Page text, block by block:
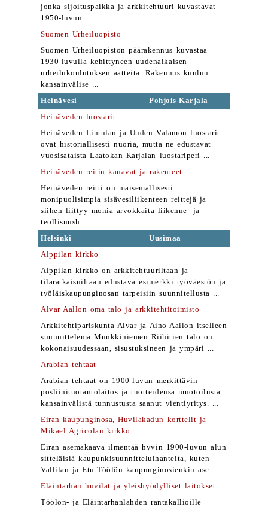
jonka sijoituspaikka ja arkkitehtuuri kuvastavat
1950-luvun ...
Suomen Urheiluopisto
Suomen Urheiluopiston päärakennus kuvastaa
1930-luvulla kehittyneen uudenaikaisen
urheilukoulutuksen aatteita. Rakennus kuuluu
kansainvälise ...
Heinävesi
Pohjois-Karjala
Heinäveden luostarit
Heinäveden Lintulan ja Uuden Valamon luostarit
ovat historiallisesti nuoria, mutta ne edustavat
vuosisataista Laatokan Karjalan luostariperi ...
Heinäveden reitin kanavat ja rakenteet
Heinäveden reitti on maisemallisesti
monipuolisimpia sisävesiliikenteen reittejä ja
siihen liittyy monia arvokkaita liikenne- ja
teollisuush ...
Helsinki
Uusimaa
Alppilan kirkko
Alppilan kirkko on arkkitehtuuriltaan ja
tilaratkaisuiltaan edustava esimerkki työväestön ja
työläiskaupunginosan tarpeisiin suunnitellusta ...
Alvar Aallon oma talo ja arkkitehtitoimisto
Arkkitehtipariskunta Alvar ja Aino Aallon itselleen
suunnittelema Munkkiniemen Riihitien talo on
kokonaisuudessaan, sisustuksineen ja ympäri ...
Arabian tehtaat
Arabian tehtaat on 1900-luvun merkittävin
posliinituotantolaitos ja tuotteidensa muotoilusta
kansainvälistä tunnustusta saanut vientiyritys. ...
Eiran kaupunginosa, Huvilakadun korttelit ja
Mikael Agricolan kirkko
Eiran asemakaava ilmentää hyvin 1900-luvun alun
sitteläisiä kaupunkisuunnitteluihanteita, kuten
Vallilan ja Etu-Töölön kaupunginosienkin ase ...
Eläintarhan huvilat ja yleishyödylliset laitokset
Töölön- ja Eläintarhanlahden rantakallioille